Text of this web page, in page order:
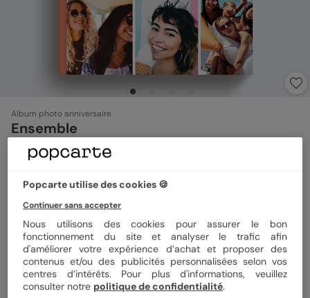
Album photo anniversaire
Ensemble
4.7(7avis)
Format
Couverture Rigide Souple
Papier Papier Satiné brillant
Popcarte utilise des cookies 🍪
Continuer sans accepter
Nous utilisons des cookies pour assurer le bon
fonctionnement du site et analyser le trafic afin
d'améliorer votre expérience d’achat et proposer des
contenus et/ou des publicités personnalisées selon vos
centres d’intérêts. Pour plus d'informations, veuillez
consulter notre politique de confidentialité.